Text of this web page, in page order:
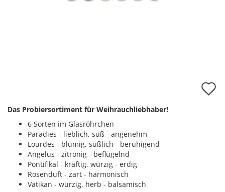
Das Probiersortiment für Weihrauchliebhaber!
6 Sorten im Glasröhrchen
Paradies - lieblich, süß - angenehm
Lourdes - blumig, süßlich - beruhigend
Angelus - zitronig - beflügelnd
Pontifikal - kräftig, würzig - erdig
Rosenduft - zart - harmonisch
Vatikan - würzig, herb - balsamisch